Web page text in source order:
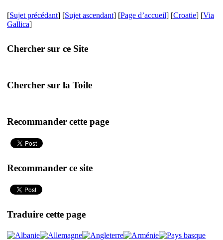
[Sujet précédant] [Sujet ascendant] [Page d’accueil] [Croatie] [Via
Gallica]
Chercher sur ce Site
Chercher sur la Toile
Recommander cette page
Recommander ce site
Traduire cette page